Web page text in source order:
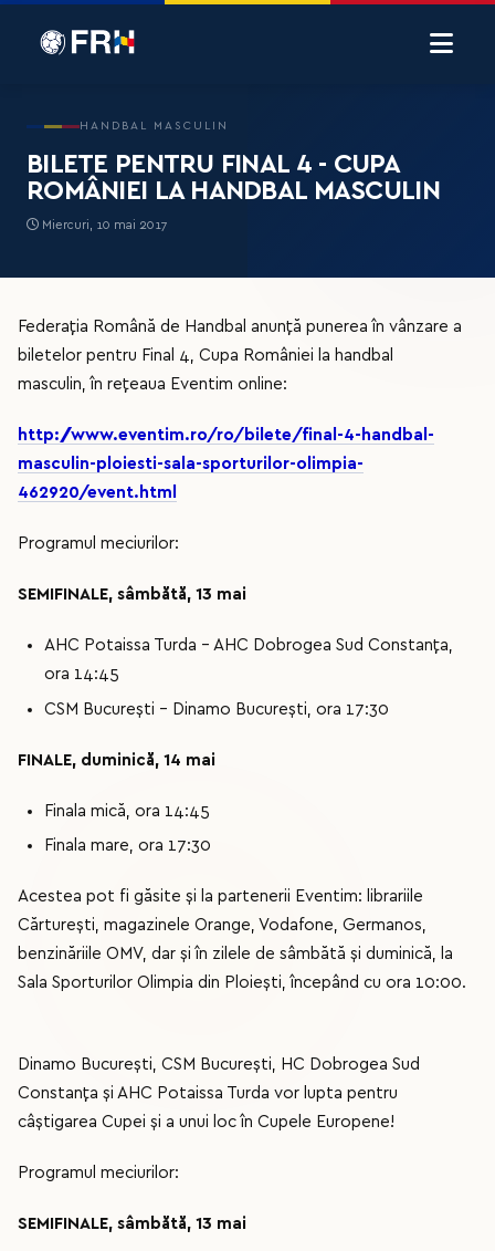
HANDBAL MASCULIN
BILETE PENTRU FINAL 4 - CUPA
ROMÂNIEI LA HANDBAL MASCULIN
Miercuri, 10 mai 2017
Federația Română de Handbal anunță punerea în vânzare a
biletelor pentru Final 4, Cupa României la handbal
masculin, în rețeaua Eventim online:
http://www.eventim.ro/ro/bilete/final-4-handbal-
masculin-ploiesti-sala-sporturilor-olimpia-
462920/event.html
Programul meciurilor:
SEMIFINALE, sâmbătă, 13 mai
AHC Potaissa Turda - AHC Dobrogea Sud Constanța,
ora 14:45
CSM București - Dinamo București, ora 17:30
FINALE, duminică, 14 mai
Finala mică, ora 14:45
Finala mare, ora 17:30
Acestea pot fi găsite și la partenerii Eventim: librariile
Cărturești, magazinele Orange, Vodafone, Germanos,
benzinăriile OMV, dar și în zilele de sâmbătă și duminică, la
Sala Sporturilor Olimpia din Ploiești, începând cu ora 10:00.
Dinamo București, CSM București, HC Dobrogea Sud
Constanța și AHC Potaissa Turda vor lupta pentru
câștigarea Cupei și a unui loc în Cupele Europene!
Programul meciurilor:
SEMIFINALE, sâmbătă, 13 mai